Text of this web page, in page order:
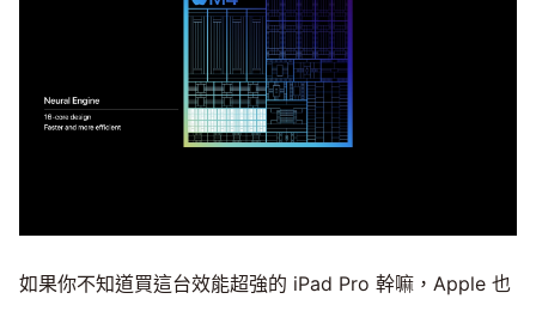
如果你不知道買這台效能超強的 iPad Pro 幹嘛，Apple 也